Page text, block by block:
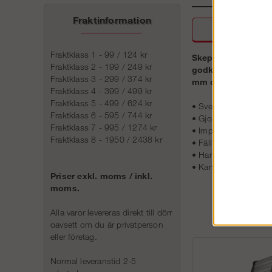
Fraktinformation
Fraktklass 1 - 99 / 124 kr
Fraktklass 2 - 199 / 249 kr
Fraktklass 3 - 299 / 374 kr
Fraktklass 4 - 399 / 499 kr
Fraktklass 5 - 499 / 624 kr
Fraktklass 6 - 595 / 744 kr
Fraktklass 7 - 995 / 1274 kr
Fraktklass 8 - 1950 / 2438 kr
Priser exkl. moms / inkl.
moms.
Alla varor levereras direkt till dörr
oavsett om du är privatperson
eller företag.
Normal leveranstid 2-5
godkända enligt
mm och en fällbar
• Svensktillverkad
• Gjord av
• Impregmerade
• Fällbar funktion
• Handledarhöjd 610
• Kan kompletteras